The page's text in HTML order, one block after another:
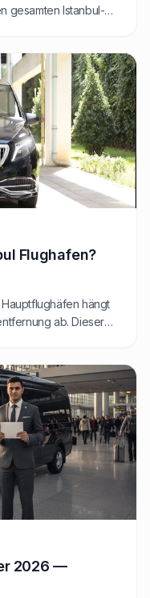
gesamten Istanbul-
Flughafen?
hängt
ab. Dieser
2026 —